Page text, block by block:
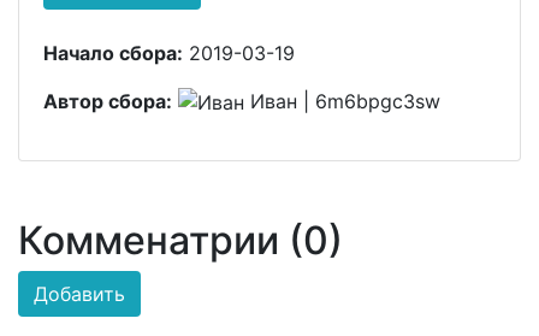
Начало сбора: 2019-03-19
Автор сбора:
Иван | 6m6bpgc3sw
Комменатрии (0)
Добавить